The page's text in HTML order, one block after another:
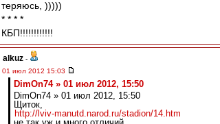
теряюсь, )))))
* * * *
КБП!!!!!!!!!!!!
alkuz -
01 июл 2012 15:03
DimOn74 » 01 июл 2012, 15:50
DimOn74 » 01 июл 2012, 15:50
Щиток,
http://lviv-manutd.narod.ru/stadion/14.htm